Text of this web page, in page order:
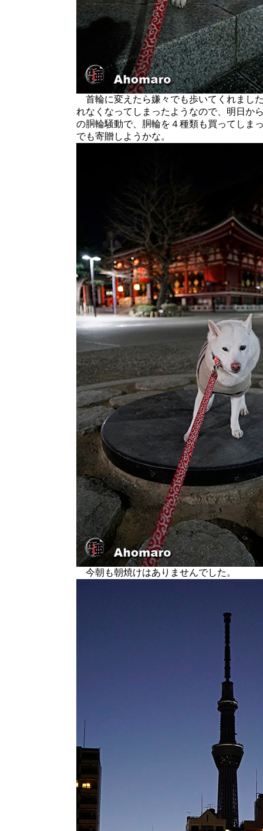
首輪に変えたら嫌々でも歩いてくれまし
れなくなってしまったようなので、明日か
の胴輪騒動で、胴輪を４種類も買ってしま
でも寄贈しようかな。
今朝も朝焼けはありませんでした。